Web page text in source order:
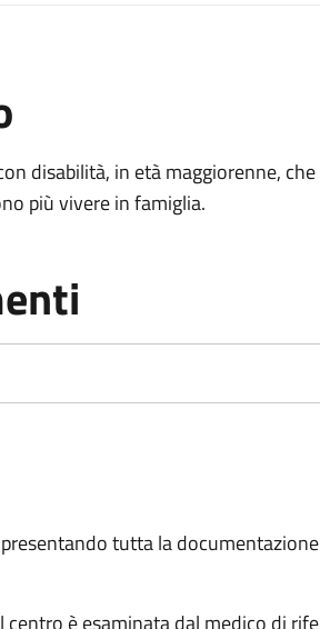
disabilità, in età maggiorenne,
più vivere in famiglia.
tutta la
centro è esaminata dal medico di